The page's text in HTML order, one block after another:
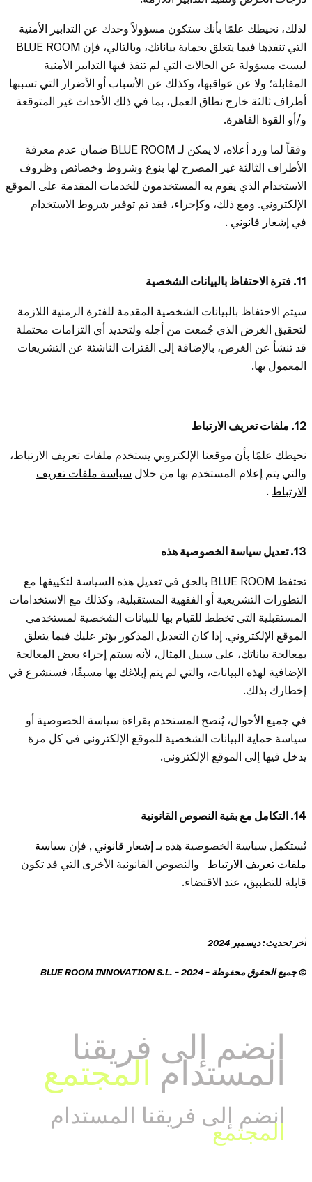
لذلك، نحيطك علمًا بأنك ستكون مسؤولاً وحدك عن التدابير الأمنية
التي تنفذها فيما يتعلق بحماية بياناتك، وبالتالي، فإن BLUE ROOM
ليست مسؤولة عن الحالات التي لم تنفذ فيها التدابير الأمنية
المقابلة؛ ولا عن عواقبها، وكذلك عن الأسباب أو الأضرار التي تسببها
أطراف ثالثة خارج نطاق العمل، بما في ذلك الأحداث غير المتوقعة
و/أو القوة القاهرة.
وفقاً لما ورد أعلاه، لا يمكن لـ BLUE ROOM ضمان عدم معرفة
الأطراف الثالثة غير المصرح لها بنوع وشروط وخصائص وظروف
الاستخدام الذي يقوم به المستخدمون للخدمات المقدمة على الموقع
الإلكتروني. ومع ذلك، وكإجراء، فقد تم توفير شروط الاستخدام
في إشعار قانوني .
11. فترة الاحتفاظ بالبيانات الشخصية
سيتم الاحتفاظ بالبيانات الشخصية المقدمة للفترة الزمنية اللازمة
لتحقيق الغرض الذي جُمعت من أجله ولتحديد أي التزامات محتملة
قد تنشأ عن الغرض، بالإضافة إلى الفترات الناشئة عن التشريعات
المعمول بها.
12. ملفات تعريف الارتباط
نحيطك علمًا بأن موقعنا الإلكتروني يستخدم ملفات تعريف الارتباط،
والتي يتم إعلام المستخدم بها من خلال سياسة ملفات تعريف
الارتباط .
13. تعديل سياسة الخصوصية هذه
تحتفظ BLUE ROOM بالحق في تعديل هذه السياسة لتكييفها مع
التطورات التشريعية أو الفقهية المستقبلية، وكذلك مع الاستخدامات
المستقبلية التي تخطط للقيام بها للبيانات الشخصية لمستخدمي
الموقع الإلكتروني. إذا كان التعديل المذكور يؤثر عليك فيما يتعلق
بمعالجة بياناتك، على سبيل المثال، لأنه سيتم إجراء بعض المعالجة
الإضافية لهذه البيانات، والتي لم يتم إبلاغك بها مسبقًا، فسنشرع في
إخطارك بذلك.
في جميع الأحوال، يُنصح المستخدم بقراءة سياسة الخصوصية أو
سياسة حماية البيانات الشخصية للموقع الإلكتروني في كل مرة
يدخل فيها إلى الموقع الإلكتروني.
14. التكامل مع بقية النصوص القانونية
تُستكمل سياسة الخصوصية هذه بـ إشعار قانوني , فإن سياسة
ملفات تعريف الارتباط
والنصوص القانونية الأخرى التي قد تكون
قابلة للتطبيق، عند الاقتضاء.
آخر تحديث: ديسمبر 2024
© جميع الحقوق محفوظة - BLUE ROOM INNOVATION S.L. - 2024
انضم إلى فريقنا
المستدام المجتمع
انضم إلى فريقنا المستدام
المجتمع